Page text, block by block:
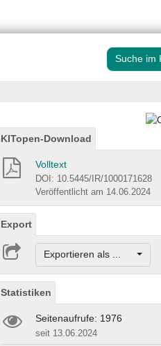
Suche im
KITopen-Download
Volltext
DOI: 10.5445/IR/1000171628
Veröffentlicht am 14.06.2024
Export
Exportieren als ...
Statistiken
Seitenaufrufe: 1976
seit 13.06.2024